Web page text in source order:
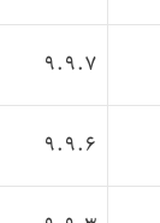
9.9.7
9.9.6